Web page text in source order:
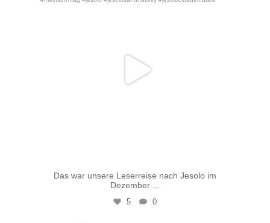
Das war unsere Leserreise nach Jesolo im
Dezember ...
5 0